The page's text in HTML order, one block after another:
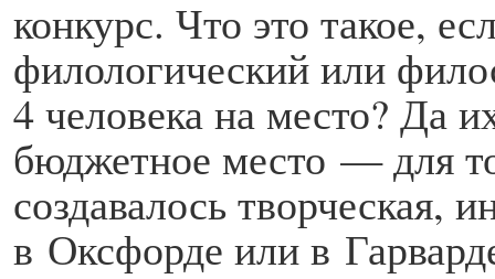
конкурс. Что это такое,
филологический или
4 человека на место? Да
бюджетное место — для
создавалось творческая,
в Оксфорде или в